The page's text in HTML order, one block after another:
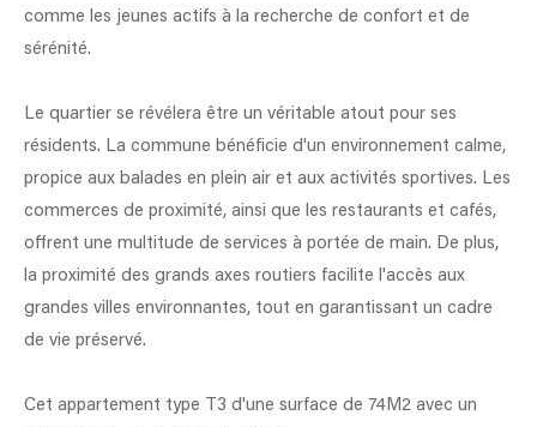
comme les jeunes actifs à la recherche de confort et de
sérénité.
Le quartier se révélera être un véritable atout pour ses
résidents. La commune bénéficie d'un environnement calme,
propice aux balades en plein air et aux activités sportives. Les
commerces de proximité, ainsi que les restaurants et cafés,
offrent une multitude de services à portée de main. De plus,
la proximité des grands axes routiers facilite l'accès aux
grandes villes environnantes, tout en garantissant un cadre
de vie préservé.
Cet appartement type T3 d'une surface de 74M2 avec un